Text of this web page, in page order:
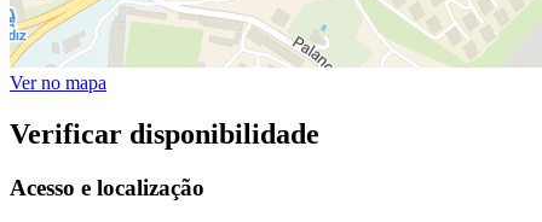
Ver no mapa
Verificar disponibilidade
Acesso e localização